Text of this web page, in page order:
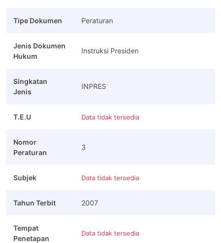
Tipe Dokumen Peraturan
Jenis Dokumen
Hukum
Instruksi Presiden
Singkatan
Jenis
INPRES
T.E.U Data tidak tersedia
Nomor
Peraturan
3
Subjek Data tidak tersedia
Tahun Terbit 2007
Tempat
Penetapan
Data tidak tersedia